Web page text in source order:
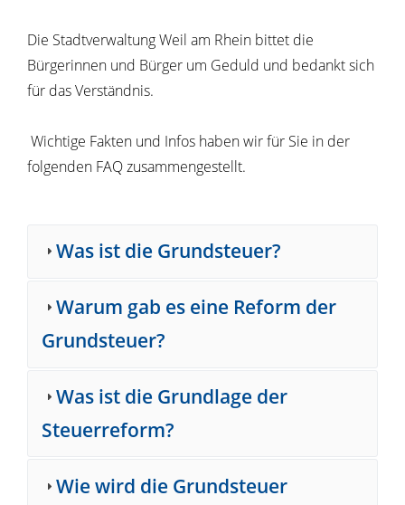
Die Stadtverwaltung Weil am Rhein bittet die
Bürgerinnen und Bürger um Geduld und bedankt sich
für das Verständnis.
Wichtige Fakten und Infos haben wir für Sie in der
folgenden FAQ zusammengestellt.
Was ist die Grundsteuer?
Warum gab es eine Reform der
Grundsteuer?
Was ist die Grundlage der
Steuerreform?
Wie wird die Grundsteuer